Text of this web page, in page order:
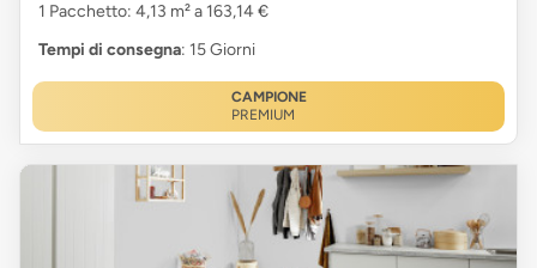
1 Pacchetto: 4,13 m² a 163,14 €
Tempi di consegna: 15 Giorni
CAMPIONE
PREMIUM